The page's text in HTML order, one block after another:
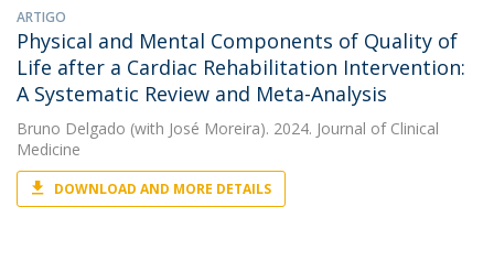
ARTIGO
Physical and Mental Components of Quality of
Life after a Cardiac Rehabilitation Intervention:
A Systematic Review and Meta-Analysis
Bruno Delgado (with José Moreira). 2024. Journal of Clinical
Medicine
DOWNLOAD AND MORE DETAILS